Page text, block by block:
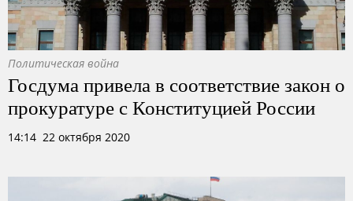
Политическая война
Госдума привела в соответствие закон о
прокуратуре с Конституцией России
14:14 22 октября 2020